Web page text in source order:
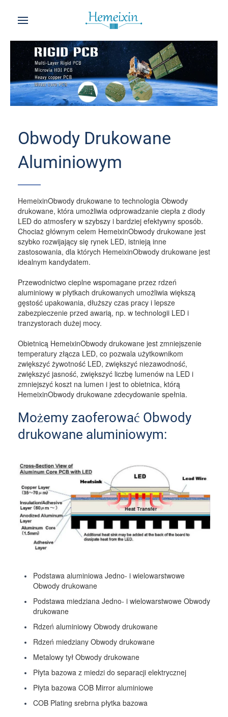
Obwody Drukowane
Aluminiowym
HemeixinObwody drukowane to technologia Obwody
drukowane, która umożliwia odprowadzanie ciepła z diody
LED do atmosfery w szybszy i bardziej efektywny sposób.
Chociaż głównym celem HemeixinObwody drukowane jest
szybko rozwijający się rynek LED, istnieją inne
zastosowania, dla których HemeixinObwody drukowane jest
idealnym kandydatem.
Przewodnictwo cieplne wspomagane przez rdzeń
aluminiowy w płytkach drukowanych umożliwia większą
gęstość upakowania, dłuższy czas pracy i lepsze
zabezpieczenie przed awarią, np. w technologii LED i
tranzystorach dużej mocy.
Obietnicą HemeixinObwody drukowane jest zmniejszenie
temperatury złącza LED, co pozwala użytkownikom
zwiększyć żywotność LED, zwiększyć niezawodność,
zwiększyć jasność, zwiększyć liczbę lumenów na LED i
zmniejszyć koszt na lumen i jest to obietnica, którą
HemeixinObwody drukowane zdecydowanie spełnia.
Możemy zaoferować Obwody
drukowane aluminiowym:
Podstawa aluminiowa Jedno- i wielowarstwowe
Obwody drukowane
Podstawa miedziana Jedno- i wielowarstwowe Obwody
drukowane
Rdzeń aluminiowy Obwody drukowane
Rdzeń miedziany Obwody drukowane
Metalowy tył Obwody drukowane
Płyta bazowa z miedzi do separacji elektrycznej
Płyta bazowa COB Mirror aluminiowe
COB Plating srebrna płytka bazowa